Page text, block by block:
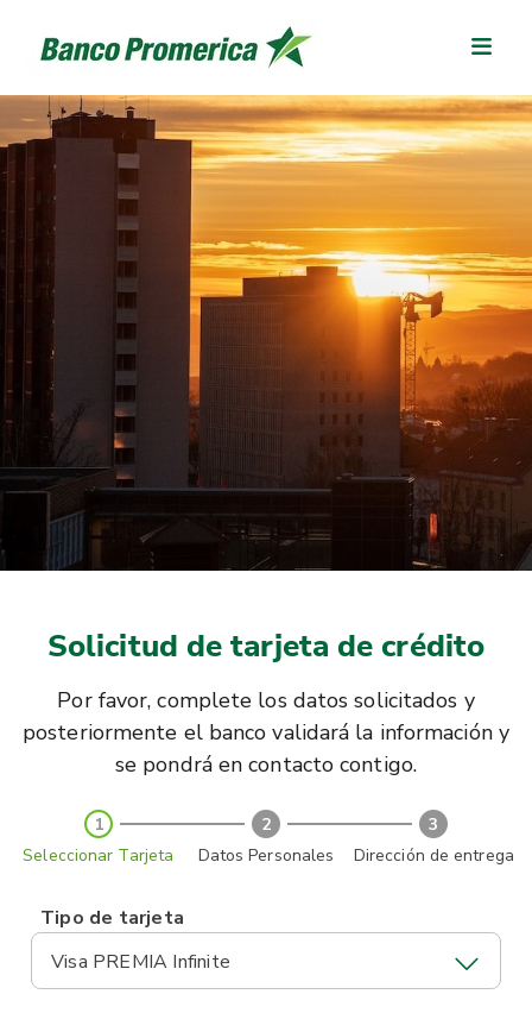
Solicitud de tarjeta de crédito
Por favor, complete los datos solicitados y
posteriormente el banco validará la información y
se pondrá en contacto contigo.
1
Seleccionar Tarjeta
2
Datos Personales
3
Dirección de entrega
Tipo de tarjeta
Visa PREMIA Infinite